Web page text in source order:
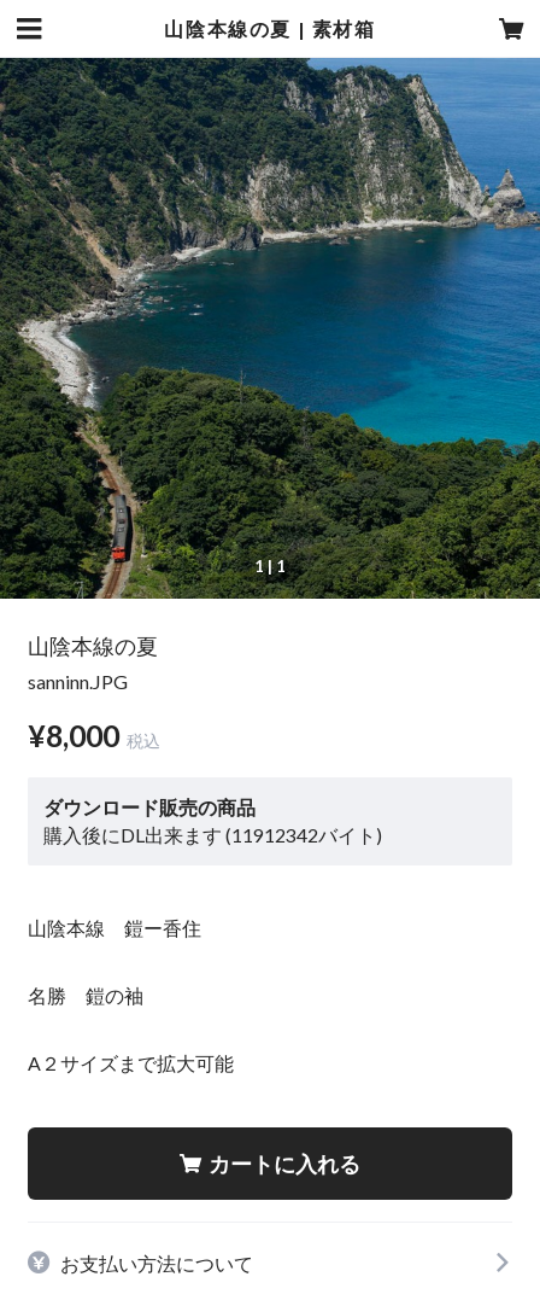
山陰本線の夏 | 素材箱
1| 1
山陰本線の夏
sanninn.JPG
¥8,000 税込
ダウンロード販売の商品
購入後にDL出来ます (11912342バイト)
山陰本線 鎧ー香住
名勝 鎧の袖
A２サイズまで拡大可能
カートに入れる
お支払い方法について